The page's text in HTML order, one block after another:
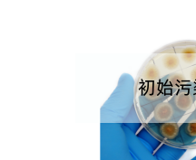
综合利用